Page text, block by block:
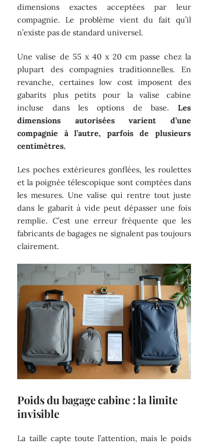
dimensions exactes acceptées par leur
compagnie. Le problème vient du fait qu’il
n’existe pas de standard universel.
Une valise de 55 x 40 x 20 cm passe chez la
plupart des compagnies traditionnelles. En
revanche, certaines low cost imposent des
gabarits plus petits pour la valise cabine
incluse dans les options de base. Les
dimensions autorisées varient d’une
compagnie à l’autre, parfois de plusieurs
centimètres.
Les poches extérieures gonflées, les roulettes
et la poignée télescopique sont comptées dans
les mesures. Une valise qui rentre tout juste
dans le gabarit à vide peut dépasser une fois
remplie. C’est une erreur fréquente que les
fabricants de bagages ne signalent pas toujours
clairement.
Poids du bagage cabine : la limite
invisible
La taille capte toute l’attention, mais le poids